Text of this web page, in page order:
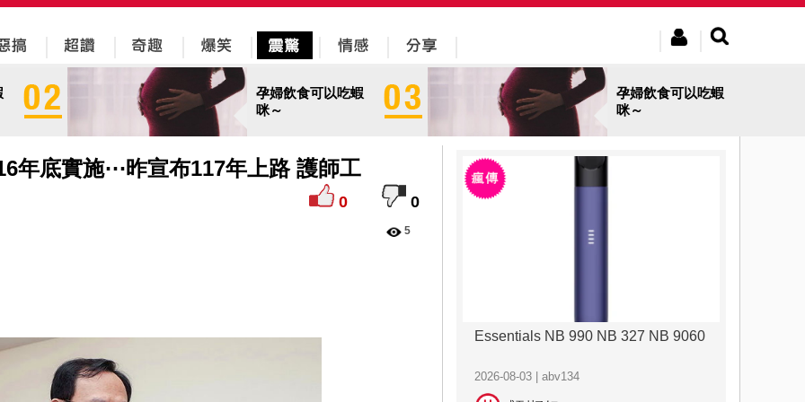
孕婦飲食可以吃蝦
咪～
孕婦飲食可以吃蝦
咪～
年底實施⋯昨宣布117年上路 護師工
0 0
5
Essentials NB 990 NB 327 NB 9060
2026-08-03 | abv134